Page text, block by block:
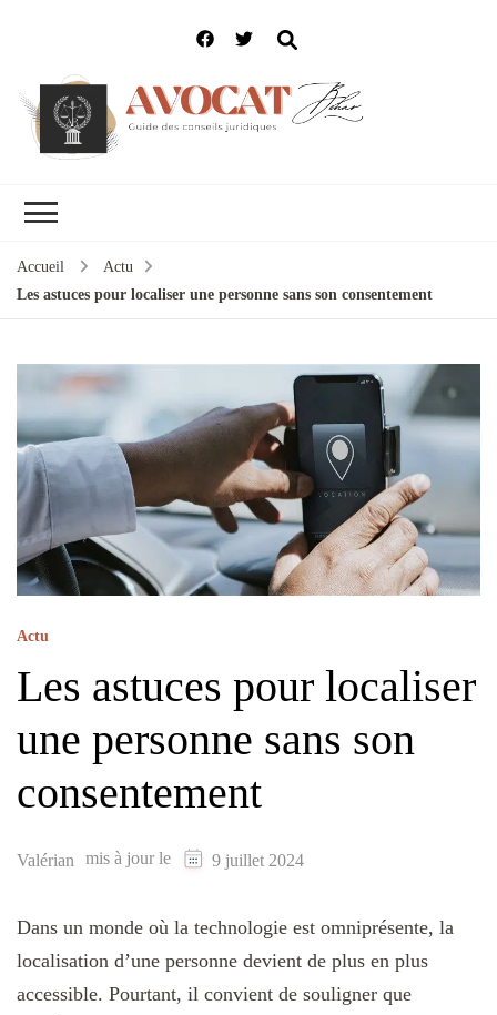
Accueil
Actu
Les astuces pour localiser une personne sans son consentement
Actu
Les astuces pour localiser
une personne sans son
consentement
Valérian mis à jour le 9 juillet 2024
Dans un monde où la technologie est omniprésente, la
localisation d’une personne devient de plus en plus
accessible. Pourtant, il convient de souligner que